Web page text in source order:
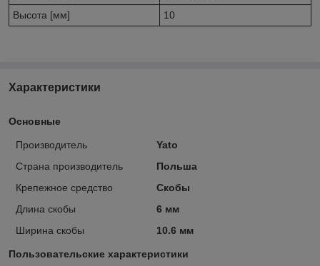
Высота [мм]
10
Характеристики
Основные
Производитель
Yato
Страна производитель
Польша
Крепежное средство
Скобы
Длина скобы
6 мм
Ширина скобы
10.6 мм
Пользовательские характеристики